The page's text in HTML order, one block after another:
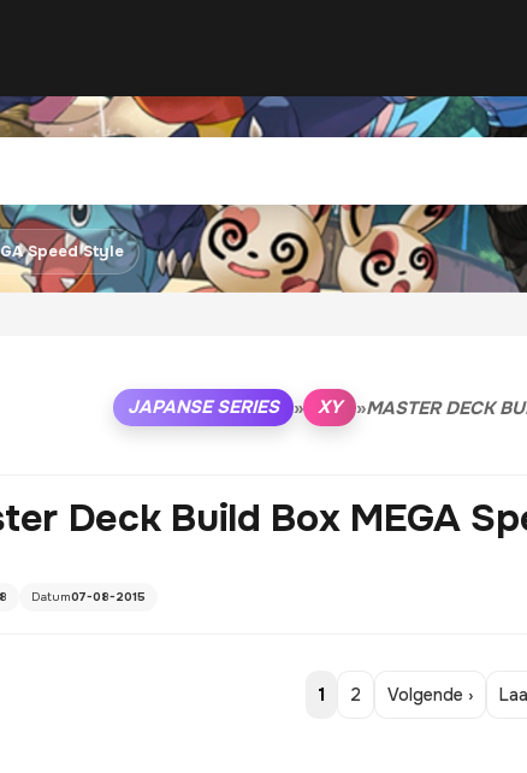
Speed Style
JAPANSE SERIES » XY »MASTER DECK
Deck Build Box MEGA
Datum07-08-2015
1 2 Volgende ›